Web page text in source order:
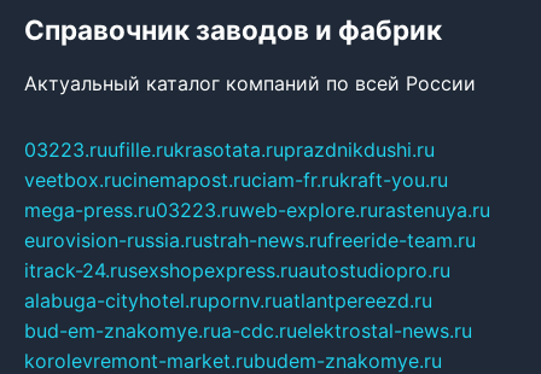
Справочник заводов и фабрик
Актуальный каталог компаний по всей России
03223.ruufille.rukrasotata.ruprazdnikdushi.ru
veetbox.rucinemapost.ruciam-fr.rukraft-you.ru
mega-press.ru03223.ruweb-explore.rurastenuya.ru
eurovision-russia.rustrah-news.rufreeride-team.ru
itrack-24.rusexshopexpress.ruautostudiopro.ru
alabuga-cityhotel.rupornv.ruatlantpereezd.ru
bud-em-znakomye.rua-cdc.ruelektrostal-news.ru
korolevremont-market.rubudem-znakomye.ru